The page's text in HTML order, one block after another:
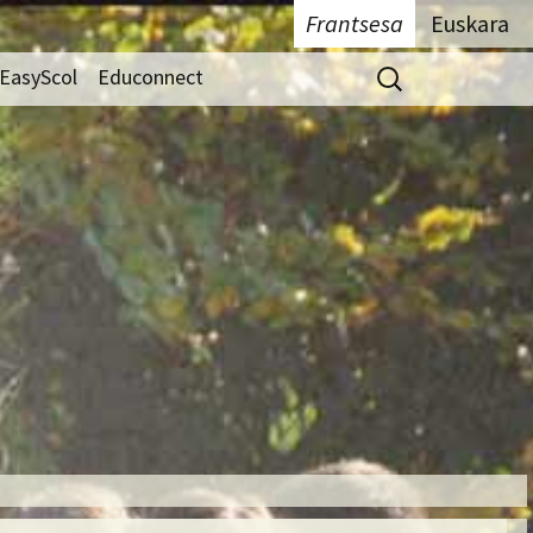
Frantsesa Euskara
EasyScol Educonnect Rechercher :